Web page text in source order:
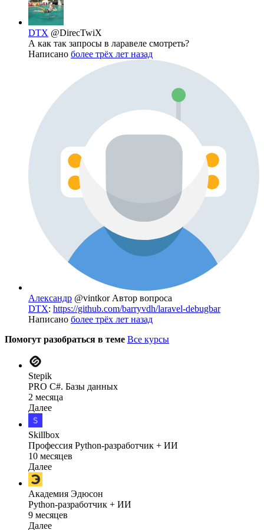
DTX @DirecTwiX
А как так запросы в ларавеле смотреть?
Написано более трёх лет назад
Александр @vintkor Автор вопроса
DTX: https://github.com/barryvdh/laravel-debugbar
Написано более трёх лет назад
Помогут разобраться в теме Все курсы
Stepik
PRO C#. Базы данных
2 месяца
Далее
Skillbox
Профессия Python-разработчик + ИИ
10 месяцев
Далее
Академия Эдюсон
Python-разработчик + ИИ
9 месяцев
Далее